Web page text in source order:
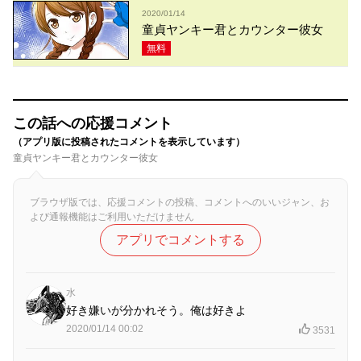
2020/01/14
童貞ヤンキー君とカウンター彼女
無料
この話への応援コメント
（アプリ版に投稿されたコメントを表示しています）
童貞ヤンキー君とカウンター彼女
ブラウザ版では、応援コメントの投稿、コメントへのいいジャン、お
よび通報機能はご利用いただけません
アプリでコメントする
水
好き嫌いが分かれそう。俺は好きよ
2020/01/14 00:02 3531